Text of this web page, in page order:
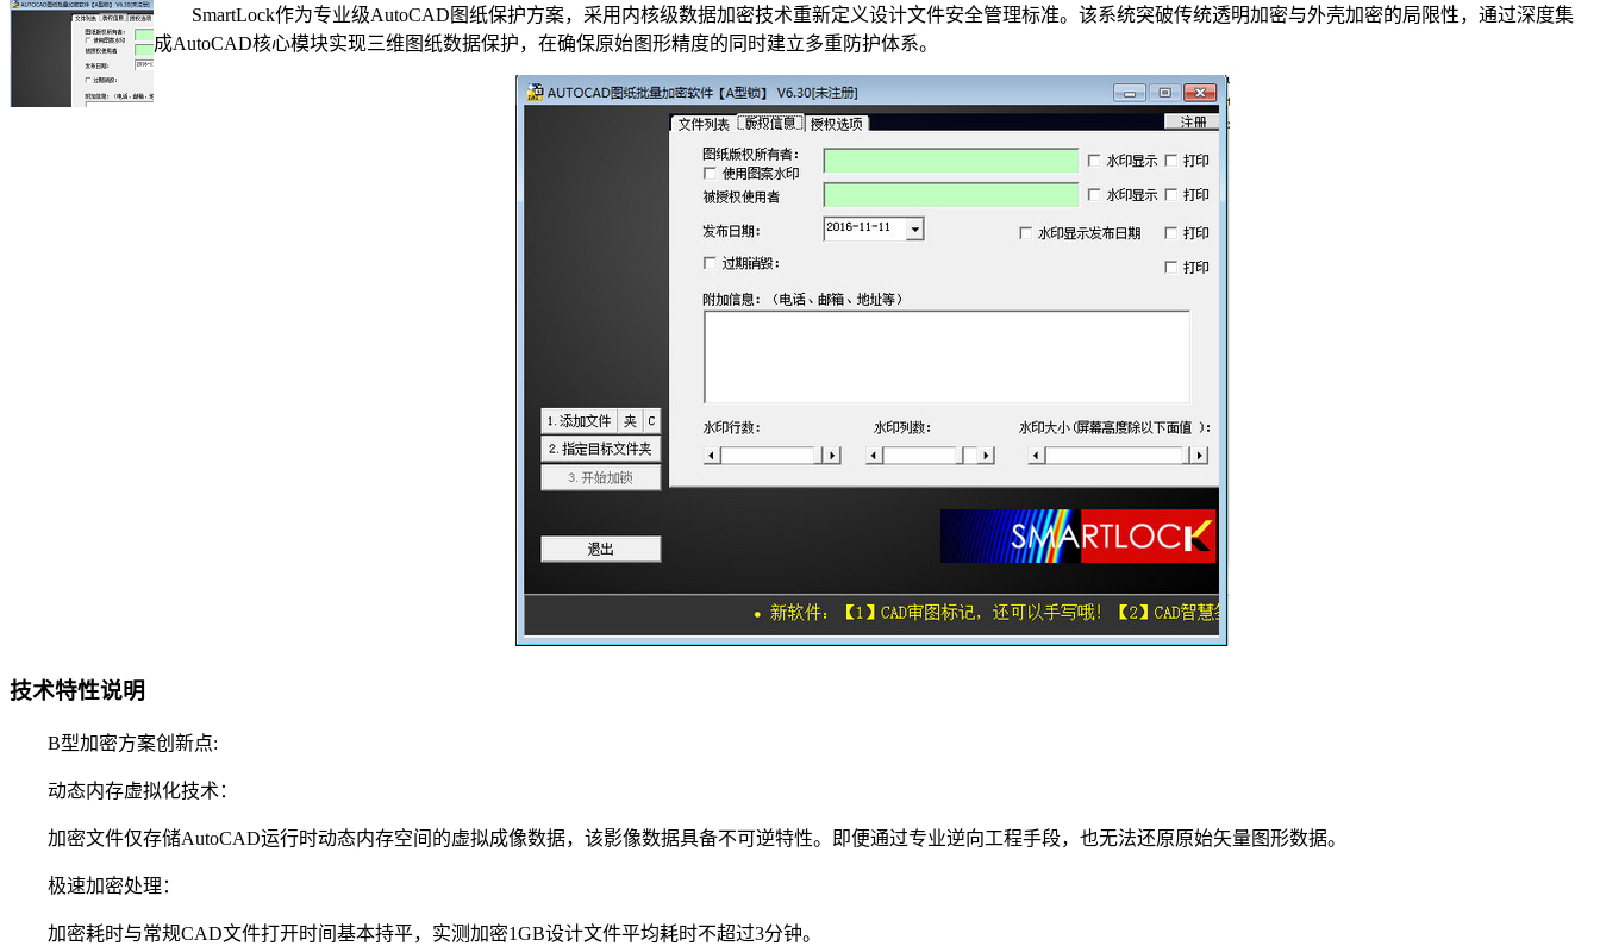
SmartLock作为专业级AutoCAD图纸保护方案，采用内核级数据加密技术重新定义设计文件安全管理标准。该系统突破传统透明加密与外壳加密的局限性，通过深度集
成AutoCAD核心模块实现三维图纸数据保护，在确保原始图形精度的同时建立多重防护体系。
技术特性说明
B型加密方案创新点:
动态内存虚拟化技术：
加密文件仅存储AutoCAD运行时动态内存空间的虚拟成像数据，该影像数据具备不可逆特性。即便通过专业逆向工程手段，也无法还原原始矢量图形数据。
极速加密处理：
加密耗时与常规CAD文件打开时间基本持平，实测加密1GB设计文件平均耗时不超过3分钟。